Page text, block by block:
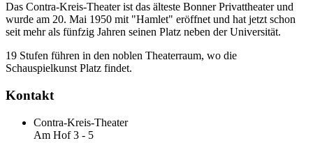
Das Contra-Kreis-Theater ist das älteste Bonner Privattheater und
wurde am 20. Mai 1950 mit "Hamlet" eröffnet und hat jetzt schon
seit mehr als fünfzig Jahren seinen Platz neben der Universität.
19 Stufen führen in den noblen Theaterraum, wo die
Schauspielkunst Platz findet.
Kontakt
Contra-Kreis-Theater
Am Hof 3 - 5